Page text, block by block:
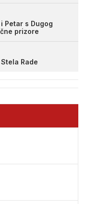
Petar s Dugog
prizore
Rade